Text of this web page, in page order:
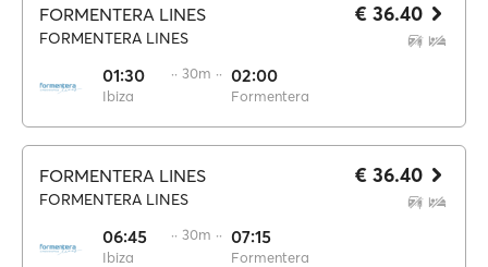
FORMENTERA LINES
FORMENTERA LINES
01:30
Ibiza
·· 30m ·· 02:00
Formentera
€ 36.40
FORMENTERA LINES
FORMENTERA LINES
06:45
Ibiza
·· 30m ·· 07:15
Formentera
€ 36.40